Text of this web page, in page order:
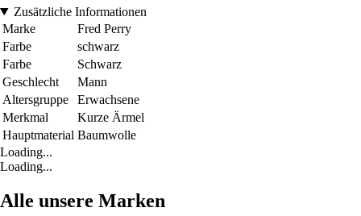
Zusätzliche Informationen
Marke
Fred Perry
Farbe
schwarz
Farbe
Schwarz
Geschlecht
Mann
Altersgruppe
Erwachsene
Merkmal
Kurze Ärmel
Hauptmaterial Baumwolle
Loading...
Loading...
Alle unsere Marken